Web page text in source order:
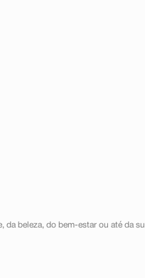
da beleza, do bem-estar ou até da